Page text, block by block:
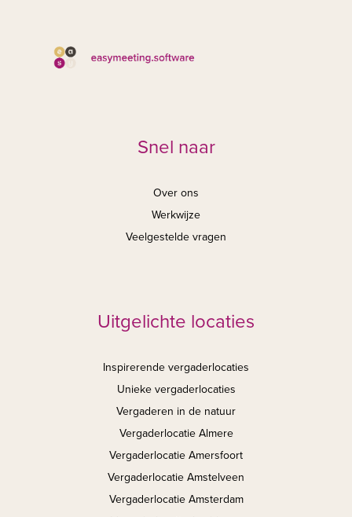
Snel naar
Over ons
Werkwijze
Veelgestelde vragen
Uitgelichte locaties
Inspirerende vergaderlocaties
Unieke vergaderlocaties
Vergaderen in de natuur
Vergaderlocatie Almere
Vergaderlocatie Amersfoort
Vergaderlocatie Amstelveen
Vergaderlocatie Amsterdam